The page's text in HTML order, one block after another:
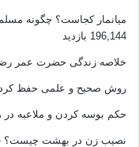
میانمار کجاست؟ چگونه
196,144 بازدید
خلاصه زندگی حضرت عمر
روش صحیح و علمی حفظ
حکم بوسه کردن و ملاعبه در
نصیب زن در بهشت چیست؟ -